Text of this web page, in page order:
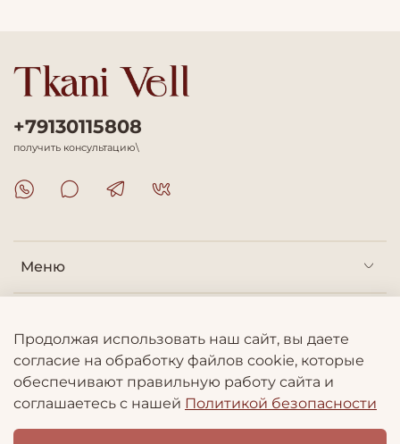
Меню
Информация
+79130115808
получить консультацию\
Продолжая использовать наш сайт, вы даете
согласие на обработку файлов cookie, которые
обеспечивают правильную работу сайта и
соглашаетесь с нашей Политикой безопасности